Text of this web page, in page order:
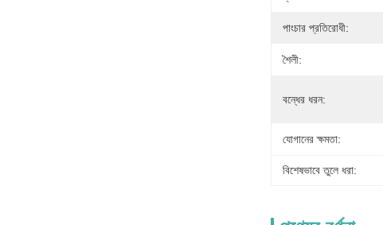
পাংচার প্রতিরোধী:
শৈলী:
বন্ধের ধরন:
যোগানের ক্ষমতা:
বিশেষভাবে তুলে ধরা: